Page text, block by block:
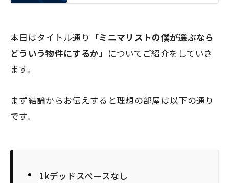
本日はタイトル通り 「ミニマリストの僕が選ぶなら
どういう物件にするか」 についてご紹介をしていき
ます。
まず結論からお伝えすると理想の部屋は以下の通り
です。
1kデッドスペースなし